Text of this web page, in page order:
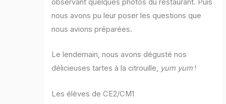
observant quelques photos du restaurant. Puis
nous avons pu leur poser les questions que
nous avions préparées.
Le lendemain, nous avons dégusté nos
délicieuses tartes à la citrouille, yum yum !
Les élèves de CE2/CM1